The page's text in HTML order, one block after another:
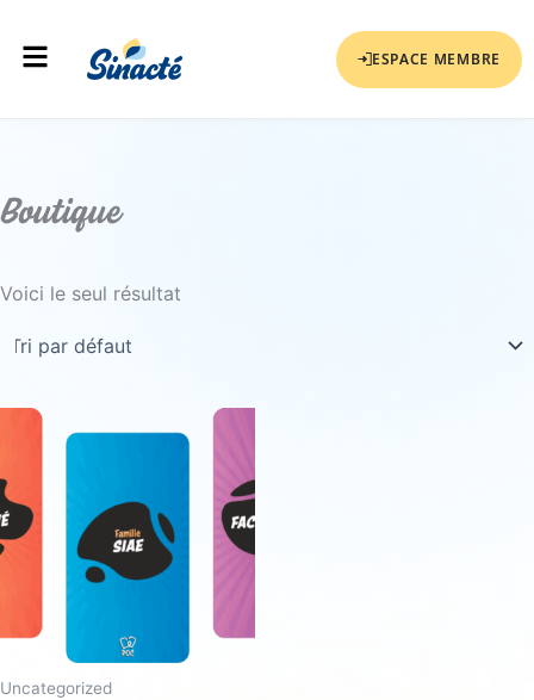
contenu
Menu ESPACE MEMBRE
Boutique
Voici le seul résultat
Uncategorized